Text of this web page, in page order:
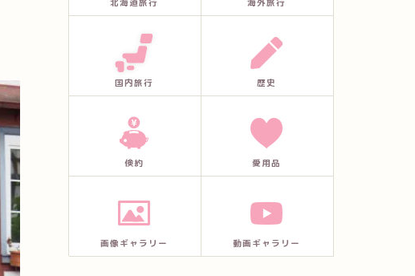
北海道旅行 海外旅行
国内旅行 歴史
倹約 愛用品
画像ギャラリー 動画ギャラリー